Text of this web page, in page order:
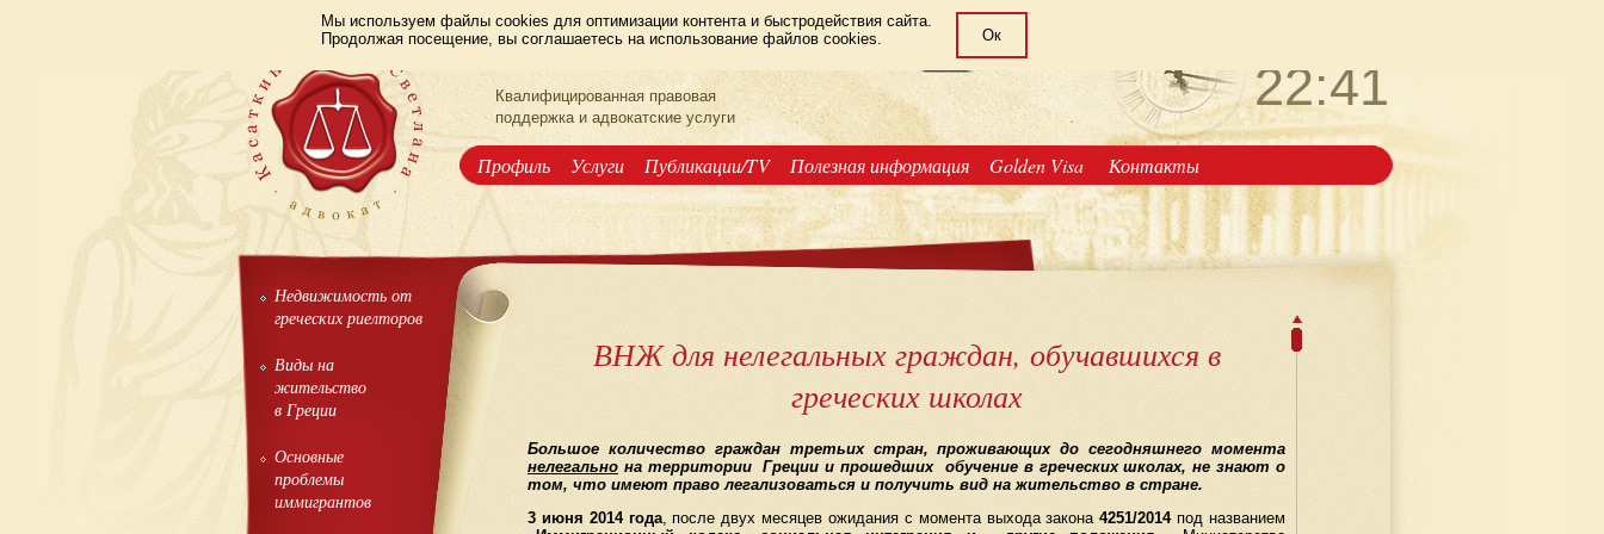
Мы используем файлы cookies для оптимизации контента и быстродействия сайта.
Продолжая посещение, вы соглашаетесь на использование файлов cookies.
Ок
LAW OFFICE
Квалифицированная правовая
поддержка и адвокатские услуги
РУС 22:41
Профиль Услуги Публикации/TV Полезная информация Golden Visa Контакты
Недвижимость от
греческих риелторов
Виды на
жительство
в Греции
Основные
проблемы
иммигрантов
ВНЖ для нелегальных граждан, обучавшихся в
греческих школах
Большое количество граждан третьих стран, проживающих до сегодняшнего момента
нелегально на территории Греции и прошедших обучение в греческих школах, не знают о
том, что имеют право легализоваться и получить вид на жительство в стране.
3 июня 2014 года, после двух месяцев ожидания с момента выхода закона4251/2014под названием